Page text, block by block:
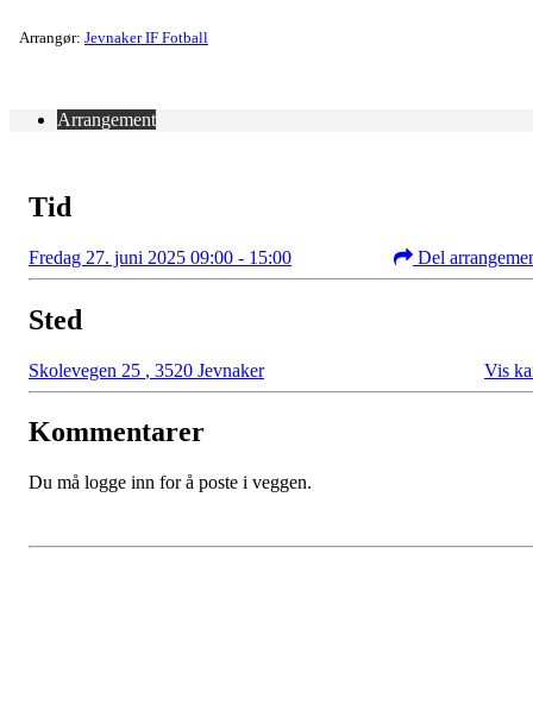
Arrangør: Jevnaker IF Fotball
Arrangement
Tid
Fredag 27. juni 2025 09:00 - 15:00 Del
Sted
Skolevegen 25 , 3520 Jevnaker Vis
Kommentarer
Du må logge inn for å poste i veggen.